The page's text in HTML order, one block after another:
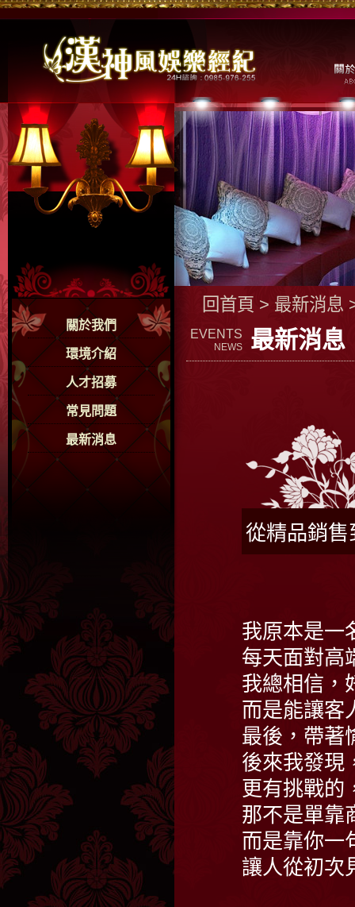
關於我們
環境介紹
人才招募
常見問題
最新消息
回首頁 > 最新消息
EVENTS
NEWS 最新消息
從精品銷
我原本是一
每天面對高
我總相信，
而是能讓客
最後，帶著
後來我發現
更有挑戰的
那不是單靠
而是靠你一
讓人從初次